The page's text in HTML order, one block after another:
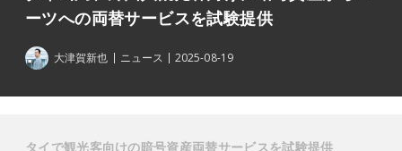
ーツへの両替サービスを試験提供
大津賀新也 ニュース 2025-08-19
タイで観光客向けの暗号資産両替サービスを試験提供